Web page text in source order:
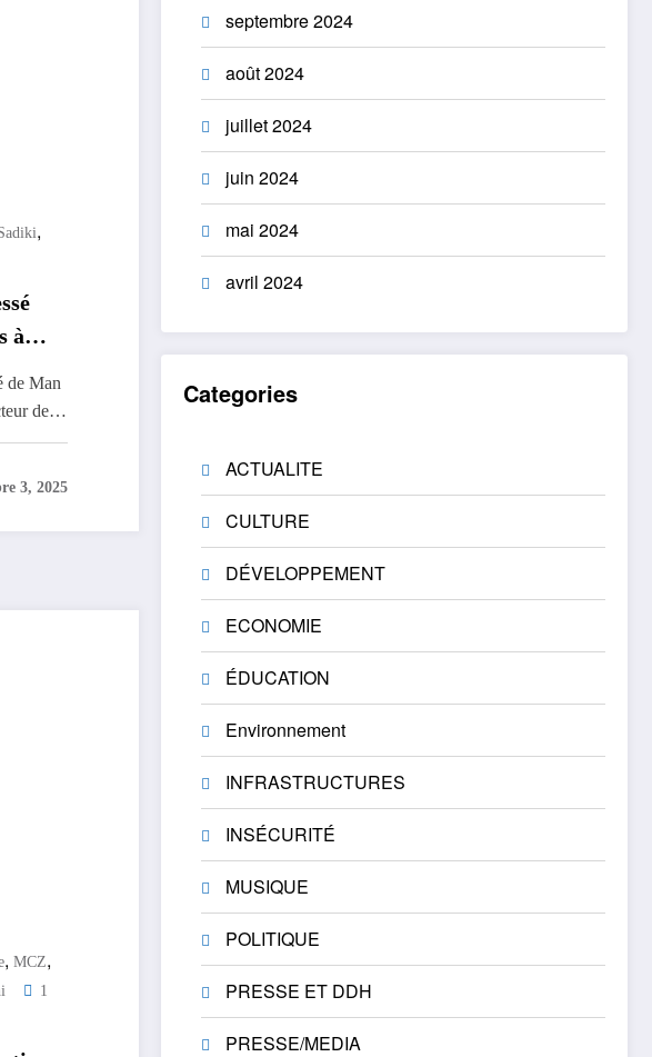
,
à
de Man
de…
3, 2025
, MCZ,
1
septembre 2024
août 2024
juillet 2024
juin 2024
mai 2024
avril 2024
Categories
ACTUALITE
CULTURE
DÉVELOPPEMENT
ECONOMIE
ÉDUCATION
Environnement
INFRASTRUCTURES
INSÉCURITÉ
MUSIQUE
POLITIQUE
PRESSE ET DDH
PRESSE/MEDIA